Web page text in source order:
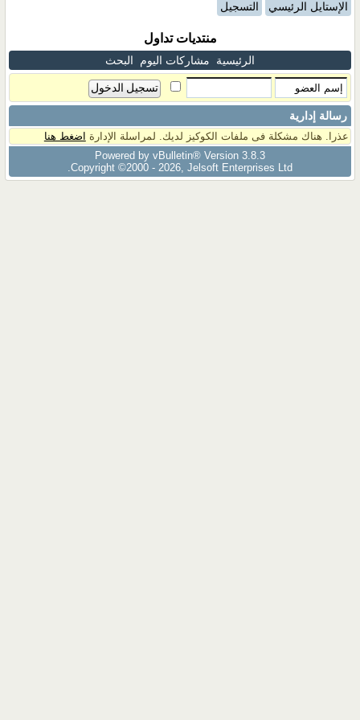
الإستايل الرئيسي التسجيل
منتديات تداول
الرئيسية مشاركات اليوم البحث
رسالة إدارية
عذرا. هناك مشكلة فى ملفات الكوكيز لديك. لمراسلة الإدارة اضغط هنا
Powered by vBulletin® Version 3.8.3
Copyright ©2000 - 2026, Jelsoft Enterprises Ltd.